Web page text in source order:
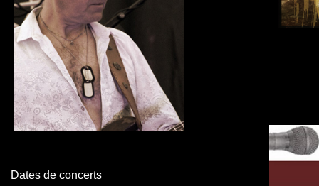
Dates de concerts